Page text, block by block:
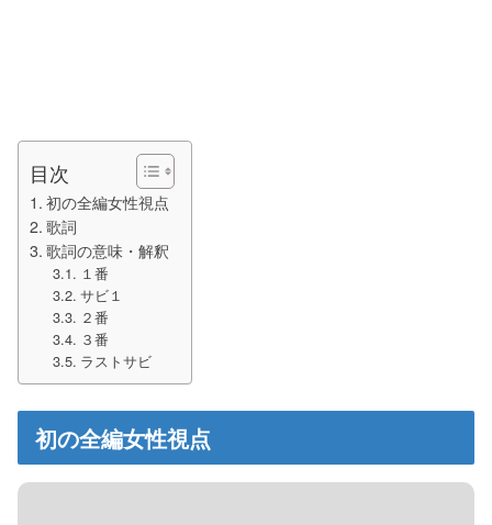
目次
初の全編女性視点
歌詞
歌詞の意味・解釈
１番
サビ１
２番
３番
ラストサビ
初の全編女性視点